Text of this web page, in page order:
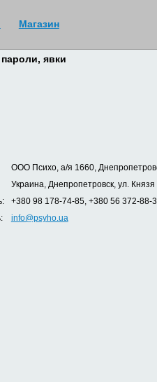
Магазин
явки
ООО Психо, а/я 1660,
Украина, Днепропетровск, ул.
+380 98 178-74-85, +380 56 372-88-
info@psyho.ua